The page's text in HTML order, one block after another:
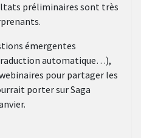
préliminaires sont très
émergentes
automatique…),
pour partager les
porter sur Saga